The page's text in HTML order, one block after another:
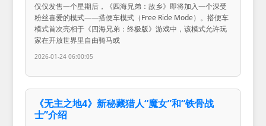
仅仅发售一个星期后，《四海兄弟：故乡》即将加入一个深受
粉丝喜爱的模式——搭便车模式（Free Ride Mode）。搭便车
模式首次亮相于《四海兄弟：终极版》游戏中，该模式允许玩
家在开放世界里自由骑马或
2026-01-24 06:00:05
《无主之地4》新秘藏猎人“魔女”和“铁骨战
士”介绍